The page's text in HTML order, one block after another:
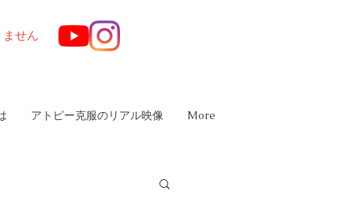
せん
アトピー克服のリアル映像 More